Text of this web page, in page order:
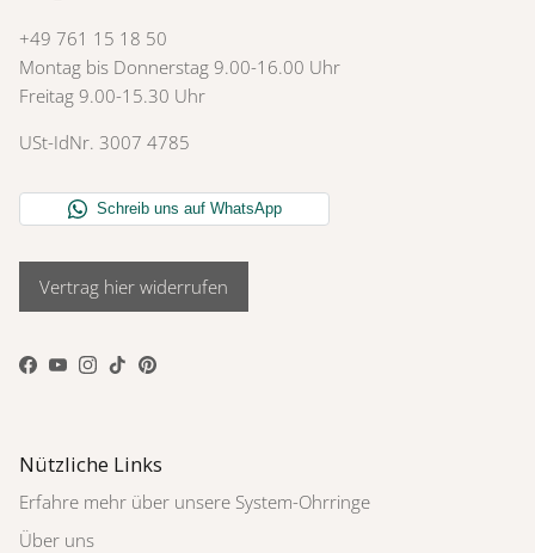
+49 761 15 18 50
Montag bis Donnerstag 9.00-16.00 Uhr
Freitag 9.00-15.30 Uhr
USt-IdNr. 3007 4785
Vertrag hier widerrufen
Facebook
YouTube
Instagram
TikTokPinterest
Nützliche Links
Erfahre mehr über unsere System-Ohrringe
Über uns